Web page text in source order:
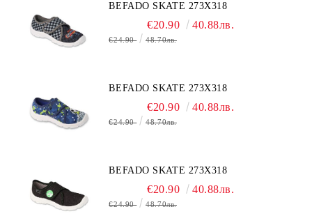
BEFADO SKATE 273X318
€20.90 40.88лв.
€24.90 48.70лв.
BEFADO SKATE 273X318
€20.90 40.88лв.
€24.90 48.70лв.
BEFADO SKATE 273X318
€20.90 40.88лв.
€24.90 48.70лв.